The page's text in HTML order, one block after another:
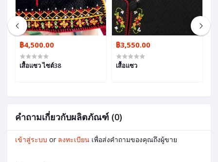
฿4,500.00
เสื้อแซว ไซต์38
฿3,550.00
เสื้อแซว
คำถามเกี่ยวกับผลิตภัณฑ์ (0)
เข้าสู่ระบบ or ลงทะเบียน เพื่อส่งคำถามของคุณถึงผู้ขาย